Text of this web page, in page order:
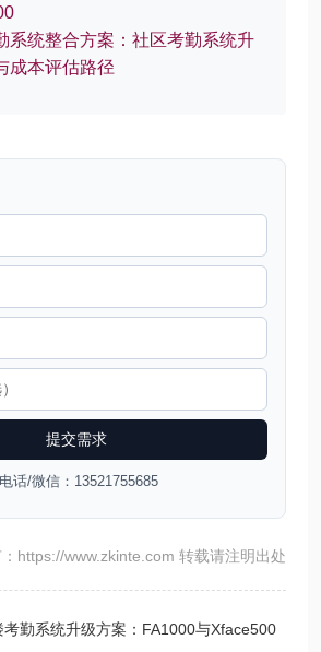
系统整合方案：社区考勤系统升
成本评估路径
提交需求
话/微信：13521755685
：https://www.zkinte.com 转载请注明出处
考勤系统升级方案：FA1000与Xface500